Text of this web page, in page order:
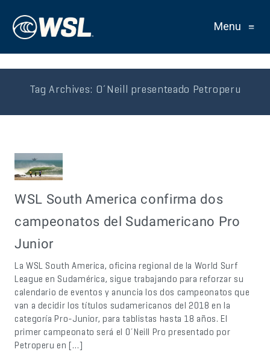
Menu ≡
Tag Archives: O´Neill presenteado Petroperu
WSL South America confirma dos
campeonatos del Sudamericano Pro
Junior
La WSL South America, oficina regional de la World Surf
League en Sudamérica, sigue trabajando para reforzar su
calendario de eventos y anuncia los dos campeonatos que
van a decidir los títulos sudamericanos del 2018 en la
categoría Pro-Junior, para tablistas hasta 18 años. El
primer campeonato será el O´Neill Pro presentado por
Petroperu en […]